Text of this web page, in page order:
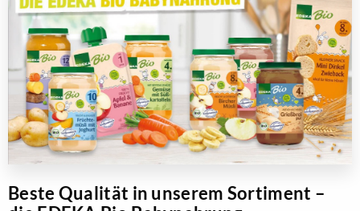
Beste Qualität in unserem Sortiment –